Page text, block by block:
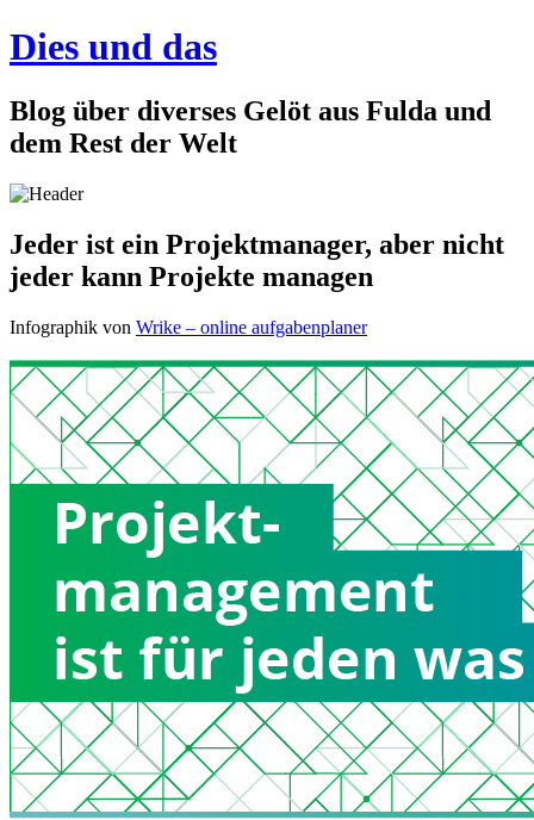
Dies und das
Blog über diverses Gelöt aus Fulda und
dem Rest der Welt
Jeder ist ein Projektmanager, aber nicht
jeder kann Projekte managen
Infographik von Wrike – online aufgabenplaner